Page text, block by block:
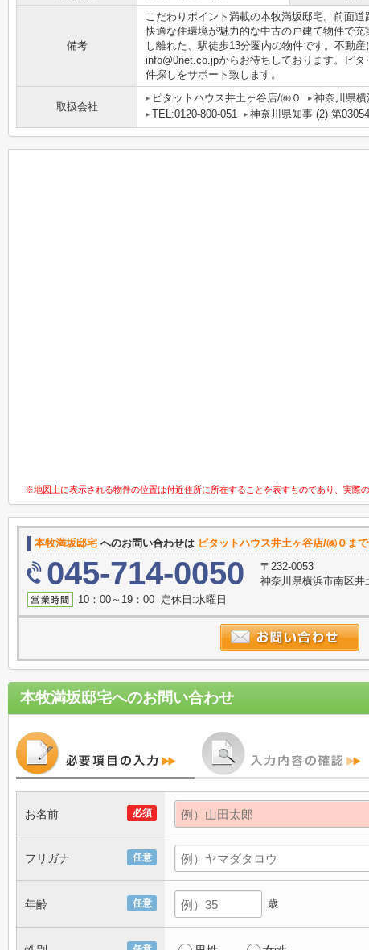
備考
こだわりポイント満載の本牧満坂邸宅。前面
快適な住環境が魅力的な中古の戸建て物件で
し離れた、駅徒歩13分圏内の物件です。不動
info@0net.co.jpからお待ちしております。ピ
件探しをサポート致します。
取扱会社
ピタットハウス井土ヶ谷店/㈱０
神奈川県
TEL:0120-800-051
神奈川県知事 (2) 第
※地図上に表示される物件の位置は付近住所に所在することを表すものであり、実際
本牧満坂邸宅 へのお問い合わせは ピタットハウス井土ヶ谷店/㈱０まで
045-714-0050
〒232-0053
神奈川県横浜市南区
10：00～19：00 定休日:水曜日
本牧満坂邸宅へのお問い合わせ
必須
お名前
任意
フリガナ
任意
年齢 歳